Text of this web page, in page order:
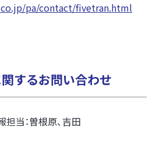
pa/contact/fivetran.html
するお問い合わせ
当：曽根原、吉田